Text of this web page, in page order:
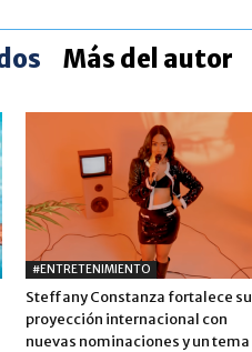
Más del autor
#ENTRETENIMIENTO
Steffany Constanza fortalece su
proyección internacional con
nuevas nominaciones y un tema